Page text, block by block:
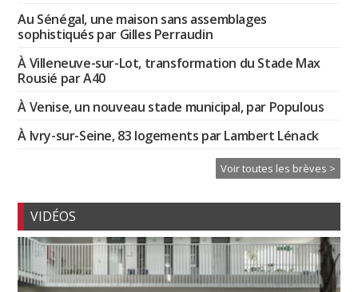
Au Sénégal, une maison sans assemblages
sophistiqués par Gilles Perraudin
À Villeneuve-sur-Lot, transformation du Stade Max
Rousié par A40
À Venise, un nouveau stade municipal, par Populous
À Ivry-sur-Seine, 83 logements par Lambert Lénack
Voir toutes les brèves >
VIDÉOS